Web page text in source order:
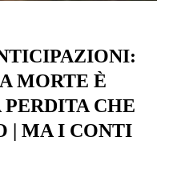
MORTE È
PERDITA CHE
| MA I CONTI